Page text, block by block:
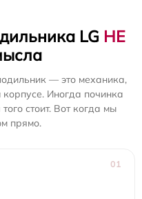
LG НЕ
— это механика,
Иногда починка
стоит. Вот когда мы
прямо.
01